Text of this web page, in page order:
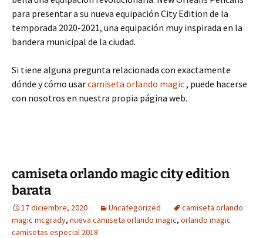
para presentar a su nueva equipación City Edition de la
temporada 2020-2021, una equipación muy inspirada en la
bandera municipal de la ciudad.
Si tiene alguna pregunta relacionada con exactamente
dónde y cómo usarcamiseta orlando magic, puede hacerse
con nosotros en nuestra propia página web.
camiseta orlando magic city edition
barata
17 diciembre, 2020 Uncategorized
camiseta orlando
magic mcgrady, nueva camiseta orlando magic, orlando magic
camisetas especial 2018